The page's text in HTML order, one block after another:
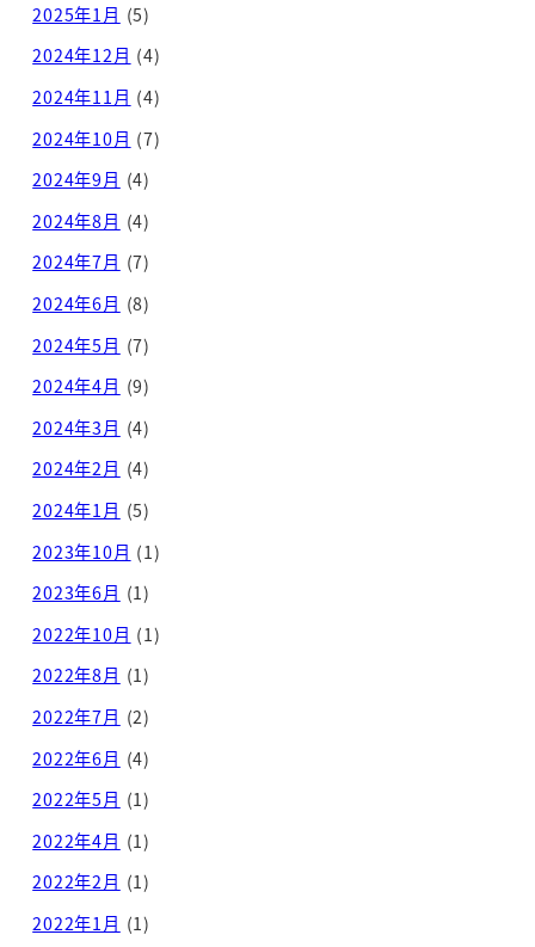
2025年1月 (5)
2024年12月 (4)
2024年11月 (4)
2024年10月 (7)
2024年9月 (4)
2024年8月 (4)
2024年7月 (7)
2024年6月 (8)
2024年5月 (7)
2024年4月 (9)
2024年3月 (4)
2024年2月 (4)
2024年1月 (5)
2023年10月 (1)
2023年6月 (1)
2022年10月 (1)
2022年8月 (1)
2022年7月 (2)
2022年6月 (4)
2022年5月 (1)
2022年4月 (1)
2022年2月 (1)
2022年1月 (1)